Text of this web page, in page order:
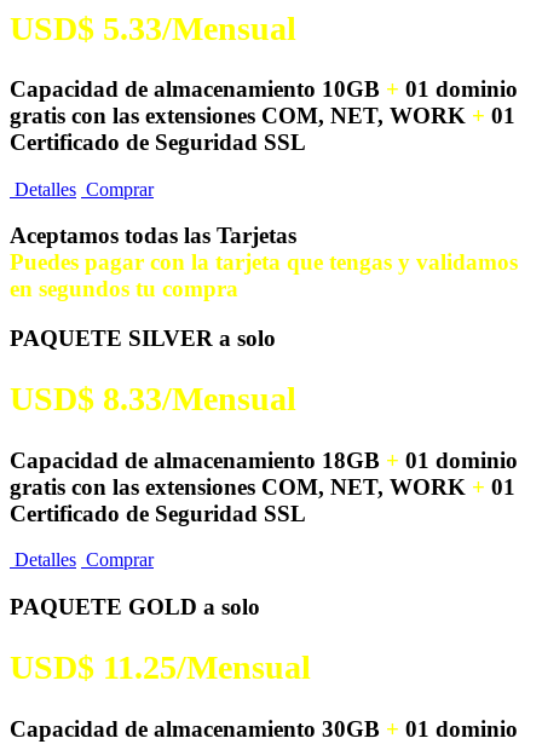
USD$ 5.33/Mensual
Capacidad de almacenamiento 10GB + 01 dominio
gratis con las extensiones COM, NET, WORK + 01
Certificado de Seguridad SSL
Detalles Comprar
Aceptamos todas las Tarjetas
Puedes pagar con la tarjeta que tengas y validamos
en segundos tu compra
PAQUETE SILVER a solo
USD$ 8.33/Mensual
Capacidad de almacenamiento 18GB + 01 dominio
gratis con las extensiones COM, NET, WORK + 01
Certificado de Seguridad SSL
Detalles Comprar
PAQUETE GOLD a solo
USD$ 11.25/Mensual
Capacidad de almacenamiento 30GB + 01 dominio